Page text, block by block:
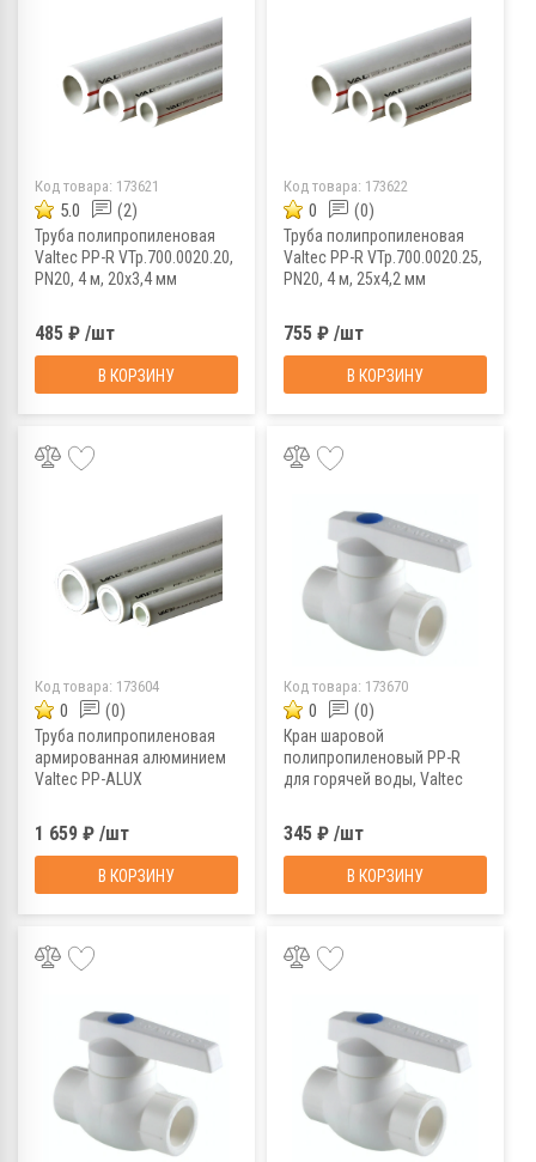
Код товара: 173621
5.0 (2)
Труба полипропиленовая
Valtec PP-R VTp.700.0020.20,
PN20, 4 м, 20х3,4 мм
485 ₽ /шт
В КОРЗИНУ
Код товара: 173622
0 (0)
Труба полипропиленовая
Valtec PP-R VTp.700.0020.25,
PN20, 4 м, 25х4,2 мм
755 ₽ /шт
В КОРЗИНУ
Код товара: 173604
0 (0)
Труба полипропиленовая
армированная алюминием
Valtec PP-ALUX
32х5,4 мм
1 659 ₽ /шт
В КОРЗИНУ
Код товара: 173670
0 (0)
Кран шаровой
полипропиленовый PP-R
для горячей воды, Valtec
345 ₽ /шт
В КОРЗИНУ